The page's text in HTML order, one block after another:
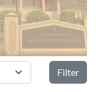
Filter